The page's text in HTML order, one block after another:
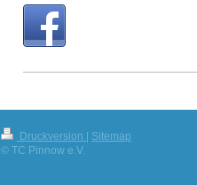
Druckversion
Sitemap
© TC Pinnow e.V.